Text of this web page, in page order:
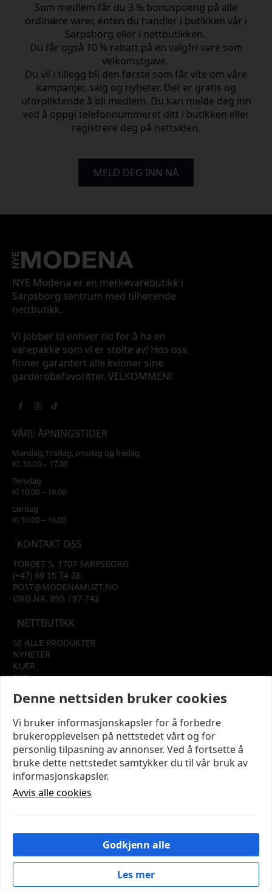
Som medlem får du 3 % bonuspoeng på alle
ordinære varer, enten du handler i butikken vår i
Sarpsborg eller i nettbutikken.
Du får også 10 % rabatt på en valgfri vare som
velkomstgave.
Du vil i tillegg bli den første som får vite om våre
kampanjer, salg og nyheter. Det er gratis og
uforpliktende å bli medlem. Du kan melde deg inn
ved å oppgi telefonnummeret ditt i butikken eller
registrere deg på nettsiden.
MELD DEG INN NÅ
NYE Modena er en merkevarebutikk i
Sarpsborg sentrum med tilhørende
nettbutikk.
Vi jobber til enhver tid for å ha en
varepakke som vi er stolte av! Hos oss
finner garantert alle kvinner sine
garderobefavoritter. VELKOMMEN!
VÅRE ÅPNINGSTIDER
Mandag, tirsdag, onsdag og fredag
Kl. 10.00 – 17.00
Torsdag
Kl 10.00 – 19.00
Lørdag
Kl 10.00 – 16.00
KONTAKT OSS
TORGET 5, 1707 SARPSBORG
(+47) 69 15 74 28
POST@MODENAMUZT.NO
ORG.NR. 895 197 742
NETTBUTIKK
SE ALLE PRODUKTER
NYHETER
KLÆR
SKO
SALG
INFORMASJON
OM OSS
KUNDEKLUBB
KONTAKT OSS
KJØPSVILKÅR OG BETINGELSER
PERSONVERN
© 2026 NYE MODENA – Utviklet og designet avIT-
Sentralen AS
Denne nettsiden bruker cookies
Vi bruker informasjonskapsler for å forbedre
brukeropplevelsen på nettstedet vårt og for
personlig tilpasning av annonser. Ved å fortsette å
bruke dette nettstedet samtykker du til vår bruk av
informasjonskapsler.
Avvis alle cookies
Les mer
Godkjenn alle
Cookies